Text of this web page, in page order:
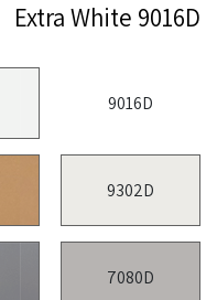
9016D
9302D
7080D
Extra White 9016D